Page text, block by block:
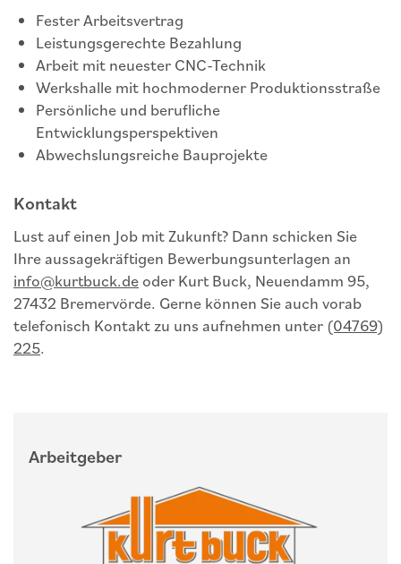
Fester Arbeitsvertrag
Leistungsgerechte Bezahlung
Arbeit mit neuester CNC-Technik
Werkshalle mit hochmoderner Produktionsstraße
Persönliche und berufliche
Entwicklungsperspektiven
Abwechslungsreiche Bauprojekte
Kontakt
Lust auf einen Job mit Zukunft? Dann schicken Sie
Ihre aussagekräftigen Bewerbungsunterlagen an
info@kurtbuck.de oder Kurt Buck, Neuendamm 95,
27432 Bremervörde. Gerne können Sie auch vorab
telefonisch Kontakt zu uns aufnehmen unter (04769)
225.
Arbeitgeber